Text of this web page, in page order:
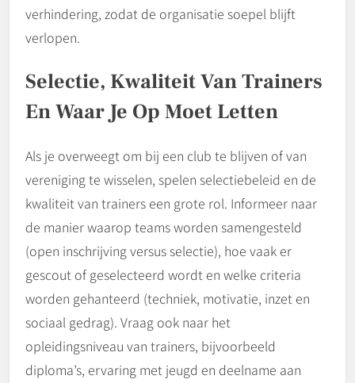
verhindering, zodat de organisatie soepel blijft
verlopen.
Selectie, Kwaliteit Van Trainers
En Waar Je Op Moet Letten
Als je overweegt om bij een club te blijven of van
vereniging te wisselen, spelen selectiebeleid en de
kwaliteit van trainers een grote rol. Informeer naar
de manier waarop teams worden samengesteld
(open inschrijving versus selectie), hoe vaak er
gescout of geselecteerd wordt en welke criteria
worden gehanteerd (techniek, motivatie, inzet en
sociaal gedrag). Vraag ook naar het
opleidingsniveau van trainers, bijvoorbeeld
diploma’s, ervaring met jeugd en deelname aan